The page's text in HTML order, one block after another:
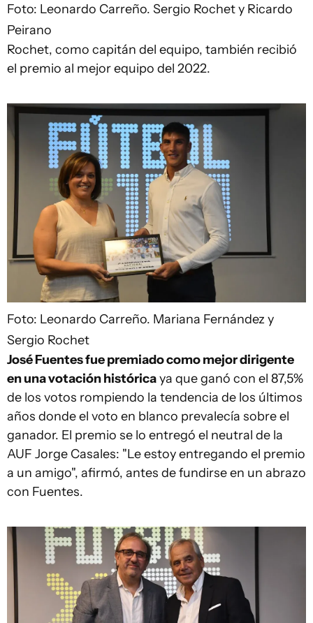
Foto: Leonardo Carreño. Sergio Rochet y Ricardo
Peirano
Rochet, como capitán del equipo, también recibió
el premio al mejor equipo del 2022.
Foto: Leonardo Carreño. Mariana Fernández y
Sergio Rochet
José Fuentes fue premiado como mejor dirigente
en una votación históricaya que ganó con el 87,5%
de los votos rompiendo la tendencia de los últimos
años donde el voto en blanco prevalecía sobre el
ganador. El premio se lo entregó el neutral de la
AUF Jorge Casales: "Le estoy entregando el premio
a un amigo", afirmó, antes de fundirse en un abrazo
con Fuentes.